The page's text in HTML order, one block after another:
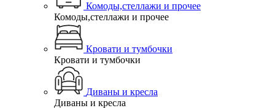
Комоды,стеллажи и прочее
Комоды,стеллажи и прочее
Кровати и тумбочки
Кровати и тумбочки
Диваны и кресла
Диваны и кресла